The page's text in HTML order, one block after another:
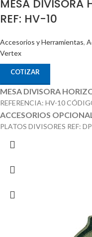
MESA DIVISORA
REF: HV-10
Accesorios y Herramientas,
Vertex
COTIZAR
MESA DIVISORA
REFERENCIA: HV-10
ACCESORIOS
PLATOS DIVISORES REF: